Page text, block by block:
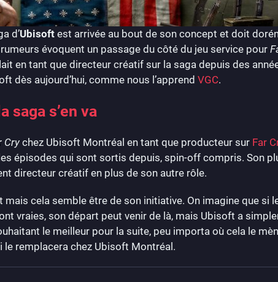
d’Ubisoft est arrivée au bout de son concept et doit
évoquent un passage du côté du jeu service pour
en tant que directeur créatif sur la saga depuis des
dès aujourd’hui, comme nous l’apprend VGC.
saga s’en va
Cry chez Ubisoft Montréal en tant que producteur sur Far
épisodes qui sont sortis depuis, spin-off compris. Son
directeur créatif en plus de son autre rôle.
mais cela semble être de son initiative. On imagine que si
vraies, son départ peut venir de là, mais Ubisoft a
le meilleur pour la suite, peu importa où cela le
le remplacera chez Ubisoft Montréal.